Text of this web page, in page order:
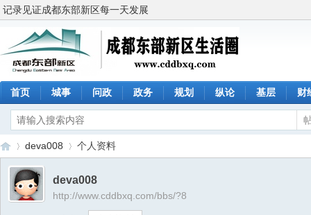
记录见证成都东部新区每一天发展
首页 城事 问政 政务 规划 纵论 基层 财
›
deva008 个人资料
deva008
http://www.cddbxq.com/bbs/?8